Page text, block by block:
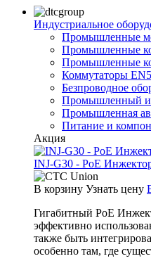
Индустриальное
Промышленные
Промышленные
Промышленные
Коммутаторы
Безпроводное
Промышленный
Промышленная
Питание и
Акция
INJ-G30 - PoE
В корзину Узнать цену
Гигабитный PoE
эффективно
также быть
особенно там, где